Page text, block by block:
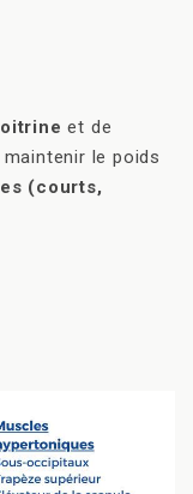
et de
le poids
(courts,